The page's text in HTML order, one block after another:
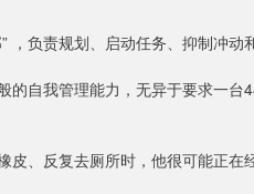
，负责规划、启动任务、抑制冲动
的自我管理能力，无异于要求一
皮、反复去厕所时，他很可能正在